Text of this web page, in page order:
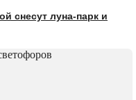
снесут луна-парк и